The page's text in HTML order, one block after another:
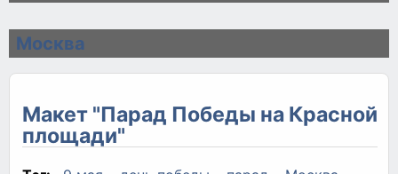
Москва
Макет "Парад Победы на Красной
площади"